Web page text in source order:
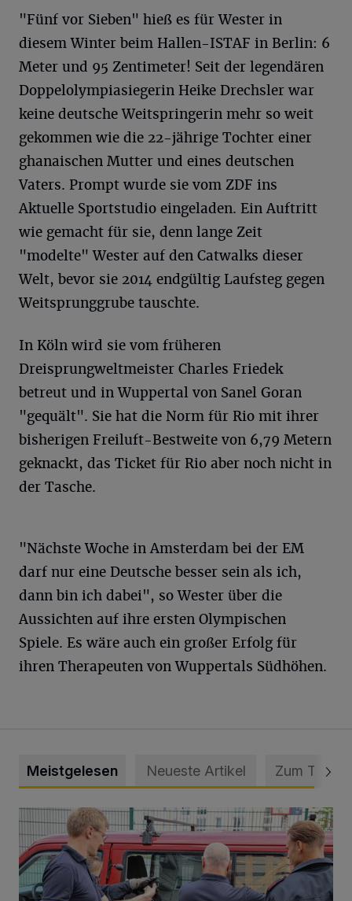
"Fünf vor Sieben" hieß es für Wester in
diesem Winter beim Hallen-ISTAF in Berlin: 6
Meter und 95 Zentimeter! Seit der legendären
Doppelolympiasiegerin Heike Drechsler war
keine deutsche Weitspringerin mehr so weit
gekommen wie die 22-jährige Tochter einer
ghanaischen Mutter und eines deutschen
Vaters. Prompt wurde sie vom ZDF ins
Aktuelle Sportstudio eingeladen. Ein Auftritt
wie gemacht für sie, denn lange Zeit
"modelte" Wester auf den Catwalks dieser
Welt, bevor sie 2014 endgültig Laufsteg gegen
Weitsprunggrube tauschte.
In Köln wird sie vom früheren
Dreisprungweltmeister Charles Friedek
betreut und in Wuppertal von Sanel Goran
"gequält". Sie hat die Norm für Rio mit ihrer
bisherigen Freiluft-Bestweite von 6,79 Metern
geknackt, das Ticket für Rio aber noch nicht in
der Tasche.
"Nächste Woche in Amsterdam bei der EM
darf nur eine Deutsche besser sein als ich,
dann bin ich dabei", so Wester über die
Aussichten auf ihre ersten Olympischen
Spiele. Es wäre auch ein großer Erfolg für
ihren Therapeuten von Wuppertals Südhöhen.
Meistgelesen Neueste Artikel Zum Thema
Feuerwehr befreit Kind aus verschlossenem VW Bulli